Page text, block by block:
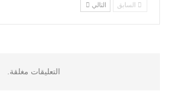
السابق التالي
التعليقات مغلقة.